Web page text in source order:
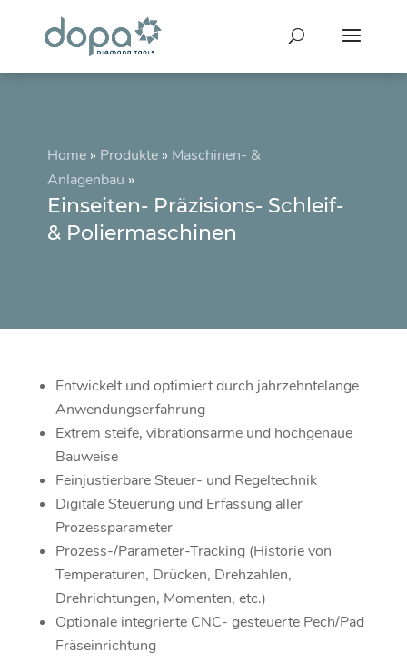
Home» Produkte» Maschinen- &
Anlagenbau »
Einseiten- Präzisions- Schleif-
& Poliermaschinen
Entwickelt und optimiert durch jahrzehntelange
Anwendungserfahrung
Extrem steife, vibrationsarme und hochgenaue
Bauweise
Feinjustierbare Steuer- und Regeltechnik
Digitale Steuerung und Erfassung aller
Prozessparameter
Prozess-/Parameter-Tracking (Historie von
Temperaturen, Drücken, Drehzahlen,
Drehrichtungen, Momenten, etc.)
Optionale integrierte CNC- gesteuerte Pech/Pad
Fräseinrichtung